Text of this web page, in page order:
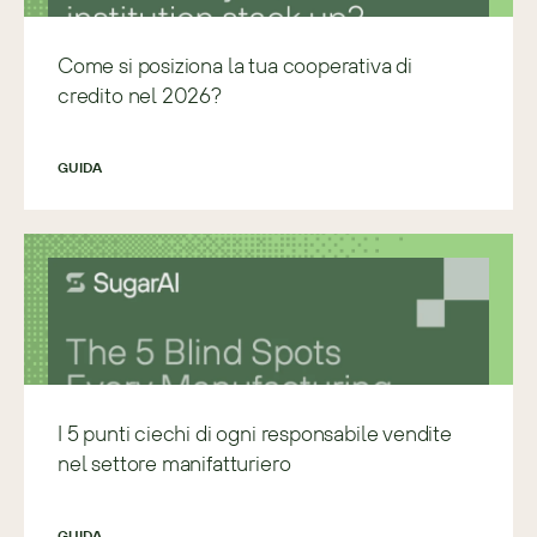
Come si posiziona la tua cooperativa di
credito nel 2026?
GUIDA
I 5 punti ciechi di ogni responsabile vendite
nel settore manifatturiero